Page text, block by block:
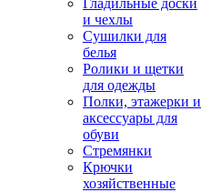
Гладильные доски
и чехлы
Сушилки для
белья
Ролики и щетки
для одежды
Полки, этажерки и
аксессуары для
обуви
Стремянки
Крючки
хозяйственные